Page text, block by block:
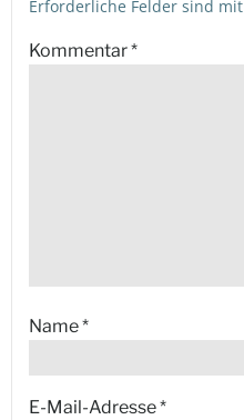
Erforderliche Felder sind mit
Kommentar*
Name*
E-Mail-Adresse*